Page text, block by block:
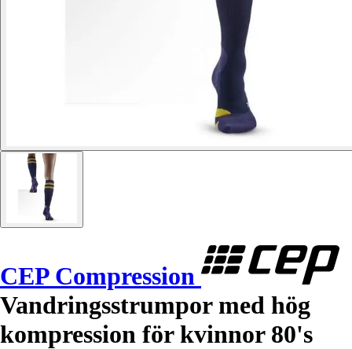
CEP Compression
Vandringsstrumpor med hög
kompression för kvinnor 80's